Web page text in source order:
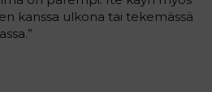
kanssa ulkona tai tekemässä